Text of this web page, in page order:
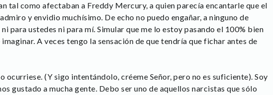
tal como afectaban a Freddy Mercury, a quien parecía encantarle que el
y envidio muchísimo. De echo no puedo engañar, a ninguno de
para ustedes ni para mí. Simular que me lo estoy pasando el 100% bien
A veces tengo la sensación de que tendría que fichar antes de
ocurriese. (Y sigo intentándolo, créeme Señor, pero no es suficiente). Soy
gustado a mucha gente. Debo ser uno de aquellos narcistas que sólo